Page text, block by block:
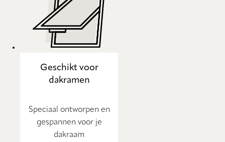
Geschikt voor
dakramen
Speciaal ontworpen en
gespannen voor je
dakraam